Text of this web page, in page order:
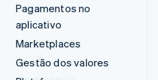
Pagamentos no
aplicativo
Marketplaces
Gestão dos valores